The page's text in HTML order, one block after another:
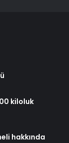
kiloluk
hakkında